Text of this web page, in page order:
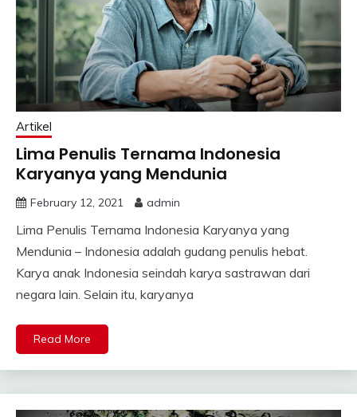
Artikel
Lima Penulis Ternama Indonesia
Karyanya yang Mendunia
February 12, 2021 admin
Lima Penulis Ternama Indonesia Karyanya yang
Mendunia – Indonesia adalah gudang penulis hebat.
Karya anak Indonesia seindah karya sastrawan dari
negara lain. Selain itu, karyanya
Read More